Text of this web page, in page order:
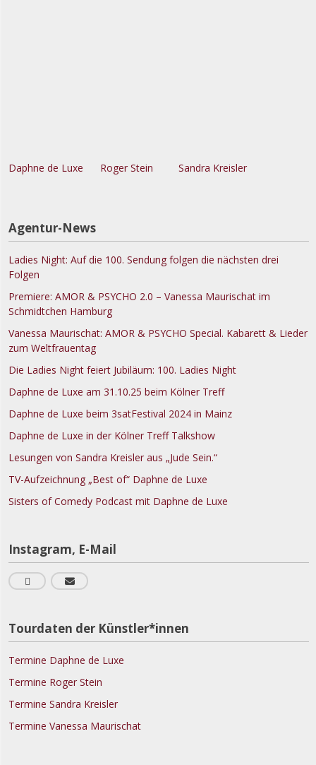
Daphne de Luxe Roger Stein Sandra Kreisler
Agentur-News
Ladies Night: Auf die 100. Sendung folgen die nächsten drei
Folgen
Premiere: AMOR & PSYCHO 2.0 – Vanessa Maurischat im
Schmidtchen Hamburg
Vanessa Maurischat: AMOR & PSYCHO Special. Kabarett & Lieder
zum Weltfrauentag
Die Ladies Night feiert Jubiläum: 100. Ladies Night
Daphne de Luxe am 31.10.25 beim Kölner Treff
Daphne de Luxe beim 3satFestival 2024 in Mainz
Daphne de Luxe in der Kölner Treff Talkshow
Lesungen von Sandra Kreisler aus „Jude Sein.“
TV-Aufzeichnung „Best of“ Daphne de Luxe
Sisters of Comedy Podcast mit Daphne de Luxe
Instagram, E-Mail
Tourdaten der Künstler*innen
Termine Daphne de Luxe
Termine Roger Stein
Termine Sandra Kreisler
Termine Vanessa Maurischat